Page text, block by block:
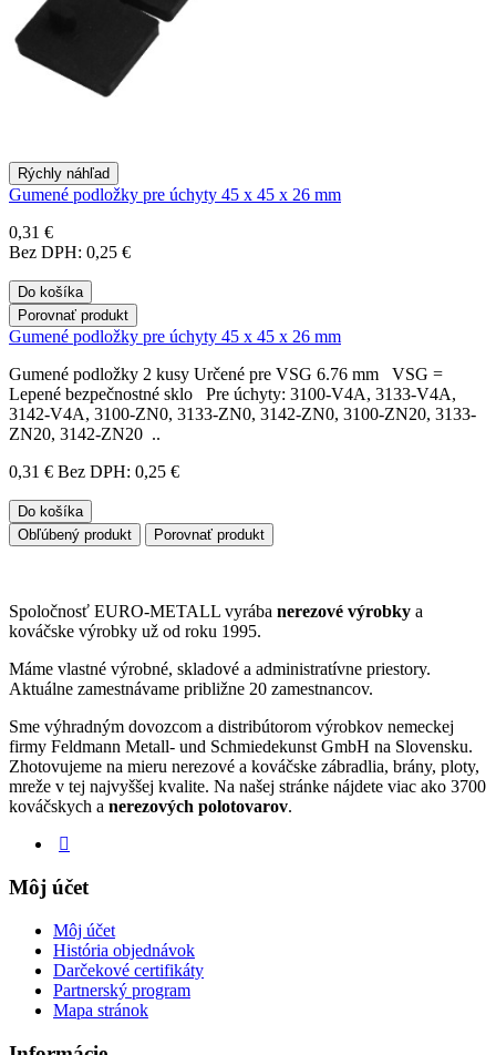
Rýchly náhľad
Gumené podložky pre úchyty 45 x 45 x 26 mm
0,31 €
Bez DPH: 0,25 €
Do košíka
Porovnať produkt
Gumené podložky pre úchyty 45 x 45 x 26 mm
Gumené podložky 2 kusy Určené pre VSG 6.76 mm VSG =
Lepené bezpečnostné sklo Pre úchyty: 3100-V4A, 3133-V4A,
3142-V4A, 3100-ZN0, 3133-ZN0, 3142-ZN0, 3100-ZN20, 3133-
ZN20, 3142-ZN20 ..
0,31 € Bez DPH: 0,25 €
Do košíka
Obľúbený produkt
Porovnať produkt
Spoločnosť EURO-METALL vyrába nerezové výrobky a
kováčske výrobky už od roku 1995.
Máme vlastné výrobné, skladové a administratívne priestory.
Aktuálne zamestnávame približne 20 zamestnancov.
Sme výhradným dovozcom a distribútorom výrobkov nemeckej
firmy Feldmann Metall- und Schmiedekunst GmbH na Slovensku.
Zhotovujeme na mieru nerezové a kováčske zábradlia, brány, ploty,
mreže v tej najvyššej kvalite. Na našej stránke nájdete viac ako 3700
kováčskych a nerezových polotovarov.
Môj účet
Môj účet
História objednávok
Darčekové certifikáty
Partnerský program
Mapa stránok